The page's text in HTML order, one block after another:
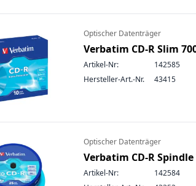
Optischer Datenträger
Verbatim CD-R Slim
Artikel-Nr:
142585
Hersteller-Art.-Nr.
43415
Optischer Datenträger
Verbatim CD-R Spindle
Artikel-Nr:
142584